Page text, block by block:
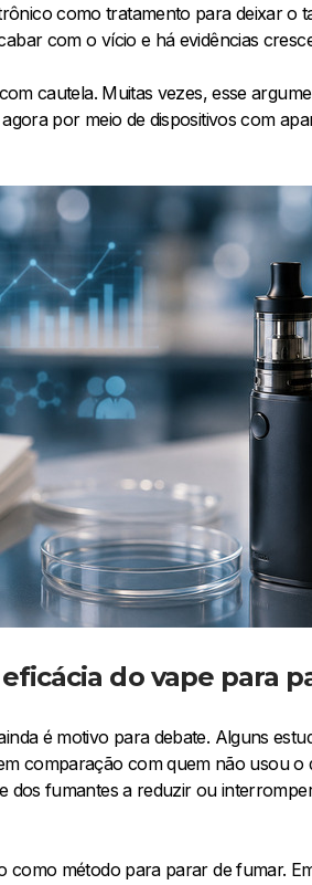
como tratamento para deixar o
com o vício e há evidências
cautela. Muitas vezes, esse
por meio de dispositivos com
do vape para
é motivo para debate. Alguns
comparação com quem não usou
dos fumantes a reduzir ou
método para parar de fumar.